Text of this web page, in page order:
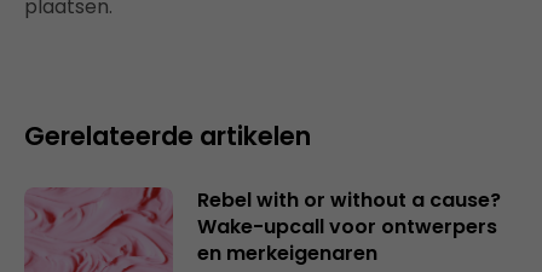
plaatsen.
Gerelateerde artikelen
Rebel with or without a cause?
Wake-upcall voor ontwerpers
en merkeigenaren